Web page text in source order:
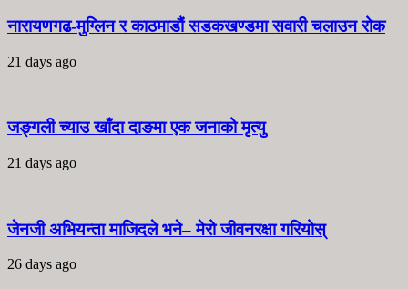
नारायणगढ-मुग्लिन र काठमाडौं सडकखण्डमा सवारी चलाउन रोक
21 days ago
जङ्गली च्याउ खाँदा दाङमा एक जनाको मृत्यु
21 days ago
जेनजी अभियन्ता माजिदले भने– मेरो जीवनरक्षा गरियोस्
26 days ago